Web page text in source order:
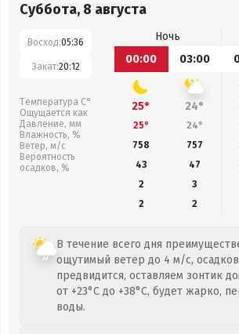
Суббота, 8 августа
Восход:05:36
Закат:20:12
Температура С°
Ощущается как
Давление, мм
Влажность, %
Ветер, м/с
Вероятность
осадков, %
Ночь
00:00
03:00
25° 24°
25° 24°
758
757
43
47
2
3
2
2
В течение всего дня
ощутимый ветер до 4 м/с,
предвидится, оставляем зонтик
от +23°C до +38°C, будет жарко,
воды.